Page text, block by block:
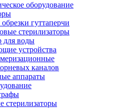
оборудование
гуттаперчи
стерилизаторы
для воды
устройства
каналов
аппараты
стерилизаторы